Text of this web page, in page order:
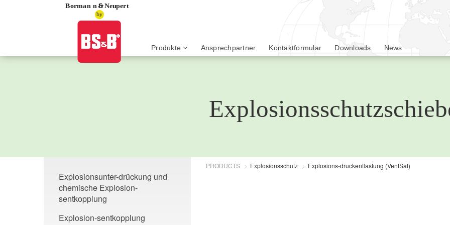
Application name
Produkte Ansprechpartner Kontaktformular Downloads News
Explosionsunter-drückung und
chemische Explosion-
sentkopplung
Explosion-sentkopplung
PRODUCTS Explosionsschutz Explosions-druckentlastung (VentSaf)